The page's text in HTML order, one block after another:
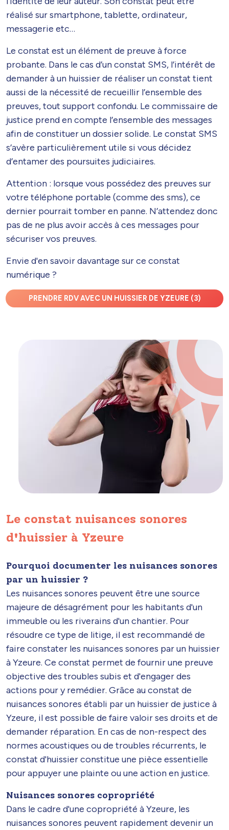
réalisé sur smartphone, tablette, ordinateur,
messagerie etc…
Le constat est un élément de preuve à force
probante. Dans le cas d’un constat SMS, l’intérêt de
demander à un huissier de réaliser un constat tient
aussi de la nécessité de recueillir l’ensemble des
preuves, tout support confondu. Le commissaire de
justice prend en compte l’ensemble des messages
afin de constituer un dossier solide. Le constat SMS
s’avère particulièrement utile si vous décidez
d’entamer des poursuites judiciaires.
Attention : lorsque vous possédez des preuves sur
votre téléphone portable (comme des sms), ce
dernier pourrait tomber en panne. N’attendez donc
pas de ne plus avoir accès à ces messages pour
sécuriser vos preuves.
Envie d'en savoir davantage sur ce constat
numérique ?
PRENDRE RDV AVEC UN HUISSIER DE YZEURE (3)
Le constat nuisances sonores
d'huissier à Yzeure
Pourquoi documenter les nuisances sonores
par un huissier ?
Les nuisances sonores peuvent être une source
majeure de désagrément pour les habitants d'un
immeuble ou les riverains d'un chantier. Pour
résoudre ce type de litige, il est recommandé de
faire constater les nuisances sonores par un huissier
à Yzeure. Ce constat permet de fournir une preuve
objective des troubles subis et d'engager des
actions pour y remédier. Grâce au constat de
nuisances sonores établi par un huissier de justice à
Yzeure, il est possible de faire valoir ses droits et de
demander réparation. En cas de non-respect des
normes acoustiques ou de troubles récurrents, le
constat d'huissier constitue une pièce essentielle
pour appuyer une plainte ou une action en justice.
Nuisances sonores copropriété
Dans le cadre d'une copropriété à Yzeure, les
nuisances sonores peuvent rapidement devenir un